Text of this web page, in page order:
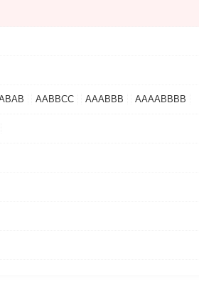
AABBCC AAABBB AAAABBBB